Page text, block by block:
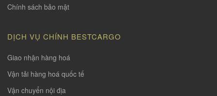
Chính sách bảo mật
DỊCH VỤ CHÍNH BESTCARGO
Giao nhận hàng hoá
Vận tải hàng hoá quốc tế
Vận chuyển nội địa